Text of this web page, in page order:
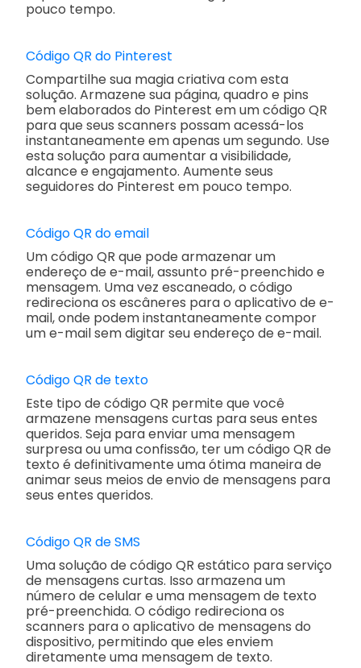
pouco tempo.
Código QR do Pinterest
Compartilhe sua magia criativa com esta
solução. Armazene sua página, quadro e pins
bem elaborados do Pinterest em um código QR
para que seus scanners possam acessá-los
instantaneamente em apenas um segundo. Use
esta solução para aumentar a visibilidade,
alcance e engajamento. Aumente seus
seguidores do Pinterest em pouco tempo.
Código QR do email
Um código QR que pode armazenar um
endereço de e-mail, assunto pré-preenchido e
mensagem. Uma vez escaneado, o código
redireciona os escâneres para o aplicativo de e-
mail, onde podem instantaneamente compor
um e-mail sem digitar seu endereço de e-mail.
Código QR de texto
Este tipo de código QR permite que você
armazene mensagens curtas para seus entes
queridos. Seja para enviar uma mensagem
surpresa ou uma confissão, ter um código QR de
texto é definitivamente uma ótima maneira de
animar seus meios de envio de mensagens para
seus entes queridos.
Código QR de SMS
Uma solução de código QR estático para serviço
de mensagens curtas. Isso armazena um
número de celular e uma mensagem de texto
pré-preenchida. O código redireciona os
scanners para o aplicativo de mensagens do
dispositivo, permitindo que eles enviem
diretamente uma mensagem de texto.